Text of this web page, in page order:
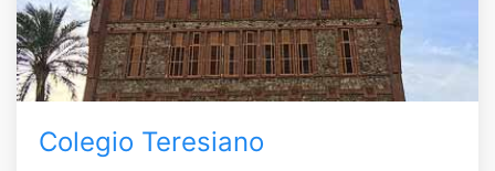
Colegio Teresiano